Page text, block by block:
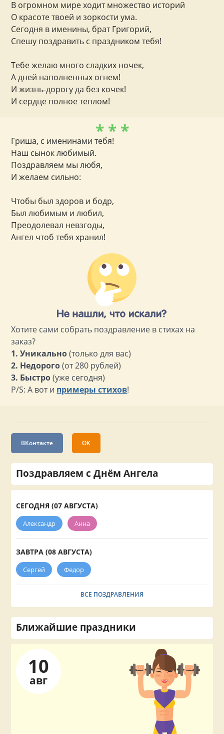
В огромном мире ходит множество историй
О красоте твоей и зоркости ума.
Сегодня в именины, брат Григорий,
Спешу поздравить с праздником тебя!
Тебе желаю много сладких ночек,
А дней наполненных огнем!
И жизнь-дорогу да без кочек!
И сердце полное теплом!
* * *
Гриша, с именинами тебя!
Наш сынок любимый.
Поздравляем мы любя,
И желаем сильно:
Чтобы был здоров и бодр,
Был любимым и любил,
Преодолевал невзгоды,
Ангел чтоб тебя хранил!
Хотите сами собрать поздравление в стихах на
заказ?
1. Уникально(только для вас)
2. Недорого(от 280 рублей)
3. Быстро(уже сегодня)
P/S: А вот и примеры стихов!
ВКонтакте ОК
Поздравляем с Днём Ангела
СЕГОДНЯ (07 АВГУСТА)
Александр Анна
ЗАВТРА (08 АВГУСТА)
Сергей Федор
ВСЕ ПОЗДРАВЛЕНИЯ
Ближайшие праздники
10
авг